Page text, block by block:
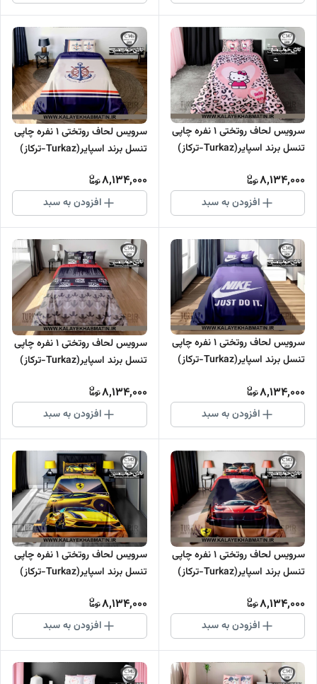
سرویس لحاف روتختی 1 نفره چاپی
تنسل برند اسپایر(Turkaz-ترکاز)
8,134,000
افزودن به سبد
سرویس لحاف روتختی 1 نفره چاپی
تنسل برند اسپایر(Turkaz-ترکاز)
8,134,000
افزودن به سبد
سرویس لحاف روتختی 1 نفره چاپی
تنسل برند اسپایر(Turkaz-ترکاز)
8,134,000
افزودن به سبد
سرویس لحاف روتختی 1 نفره چاپی
تنسل برند اسپایر(Turkaz-ترکاز)
8,134,000
افزودن به سبد
سرویس لحاف روتختی 1 نفره چاپی
تنسل برند اسپایر(Turkaz-ترکاز)
8,134,000
افزودن به سبد
سرویس لحاف روتختی 1 نفره چاپی
تنسل برند اسپایر(Turkaz-ترکاز)
8,134,000
افزودن به سبد